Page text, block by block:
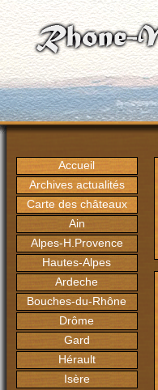
Accueil
Archives actualités
Carte des châteaux
Ain
Alpes-H.Provence
Hautes-Alpes
Ardeche
Bouches-du-Rhône
Drôme
Gard
Hérault
Isère